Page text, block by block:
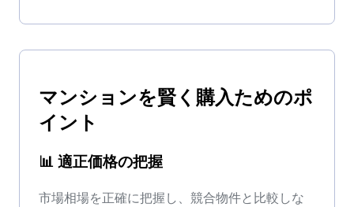
マンションを賢く購入ためのポ
イント
📊 適正価格の把握
市場相場を正確に把握し、競合物件と比較しな